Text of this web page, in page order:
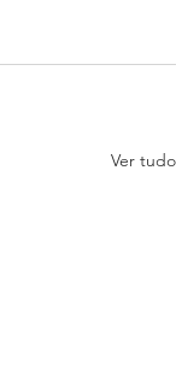
Ver tudo